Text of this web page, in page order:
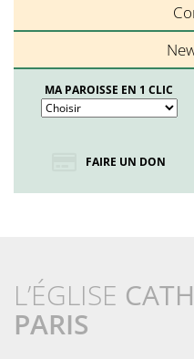
MA PAROISSE EN 1 CLIC
FAIRE UN DON
L’ÉGLISE
PARIS